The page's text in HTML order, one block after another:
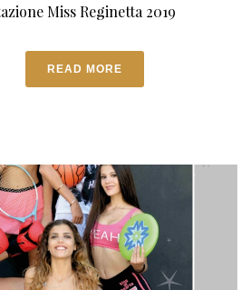
Miss Reginetta 2019
READ MORE